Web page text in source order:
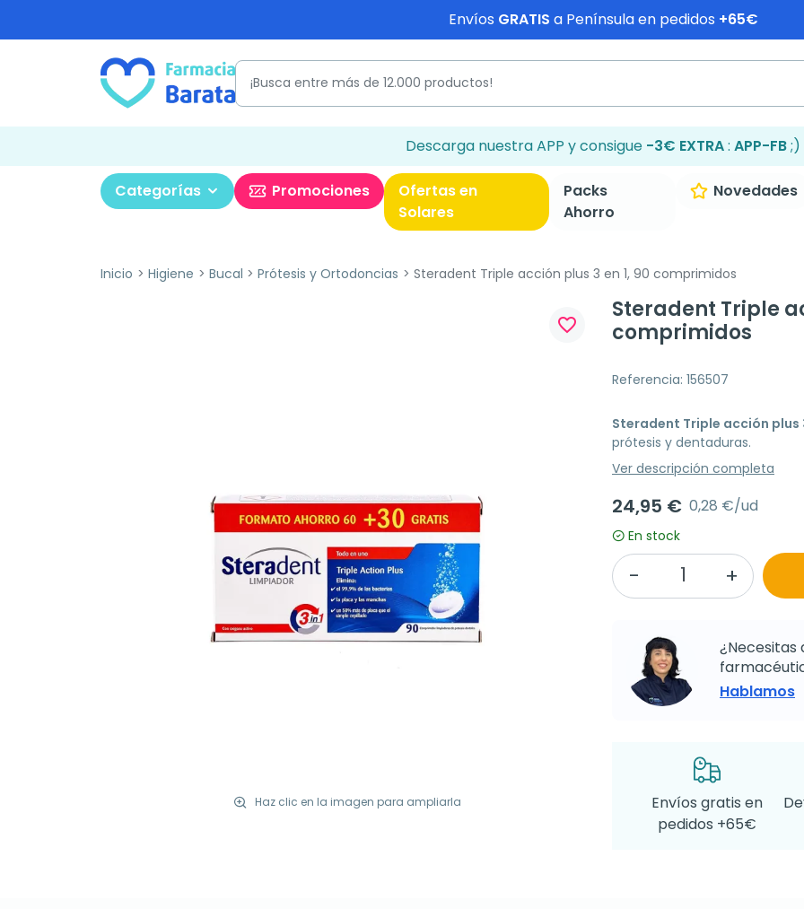
Envíos GRATIS a Península en pedidos +65€
Descarga nuestra APP y consigue -3€ EXTRA: APP-FB;)
Categorías Promociones
Ofertas en
Solares
Packs
Ahorro
Novedades
Inicio Higiene Bucal Prótesis y Ortodoncias Steradent Triple acción plus 3 en 1, 90 comprimidos
Haz clic en la imagen para ampliarla
favorite_border
Steradent Triple
comprimidos
Referencia: 156507
Steradent Triple acción plus
prótesis y dentaduras.
Ver descripción completa
24,95 € 0,28 €/ud
En stock
¿Necesitas
Hablamos
Envíos gratis en
pedidos +65€